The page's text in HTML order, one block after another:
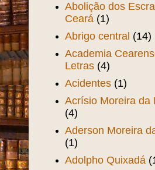
Abolição dos
Ceará (1)
Abrigo central (14)
Academia
Letras (4)
Acidentes (1)
Acrísio Moreira da
(4)
Aderson Moreira
(1)
Adolpho Quixadá